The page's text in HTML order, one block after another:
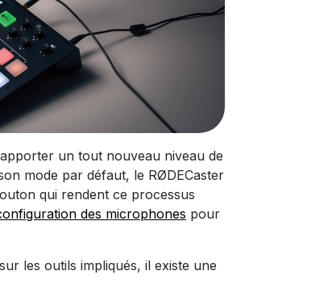
un tout nouveau niveau de
mode par défaut, le RØDECaster
qui rendent ce processus
des microphones pour
les outils impliqués, il existe une